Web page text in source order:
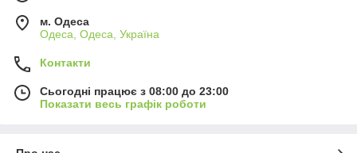
м. Одеса
Одеса, Одеса, Україна
Контакти
Сьогодні працює з 08:00 до 23:00
Показати весь графік роботи